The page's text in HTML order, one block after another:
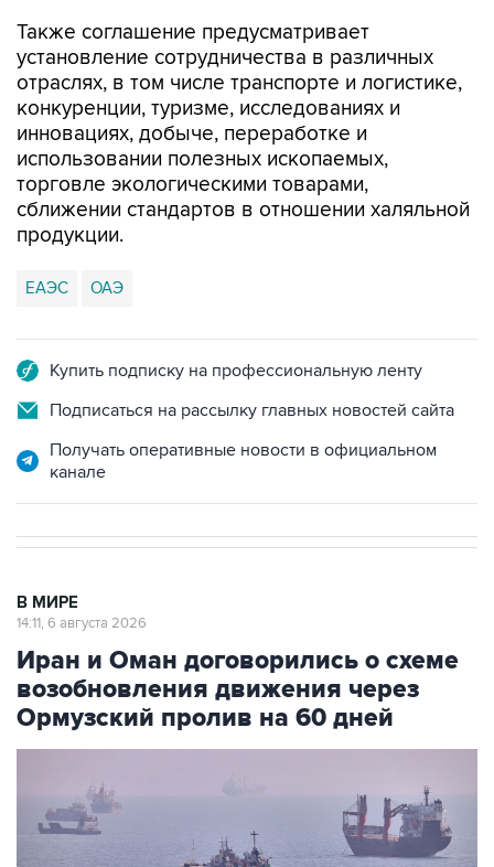
Также соглашение предусматривает
установление сотрудничества в различных
отраслях, в том числе транспорте и логистике,
конкуренции, туризме, исследованиях и
инновациях, добыче, переработке и
использовании полезных ископаемых,
торговле экологическими товарами,
сближении стандартов в отношении халяльной
продукции.
ЕАЭС ОАЭ
Купить подписку на профессиональную ленту
Подписаться на рассылку главных новостей сайта
Получать оперативные новости в официальном
канале
В МИРЕ
14:11, 6 августа 2026
Иран и Оман договорились о схеме
возобновления движения через
Ормузский пролив на 60 дней